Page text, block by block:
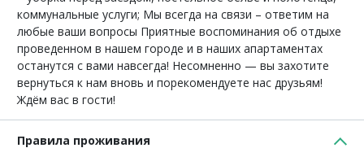
коммунальные услуги; Мы всегда на связи – ответим на
любые ваши вопросы Приятные воспоминания об отдыхе
проведенном в нашем городе и в наших апартаментах
останутся с вами навсегда! Несомненно — вы захотите
вернуться к нам вновь и порекомендуете нас друзьям!
Ждём вас в гости!
Правила проживания